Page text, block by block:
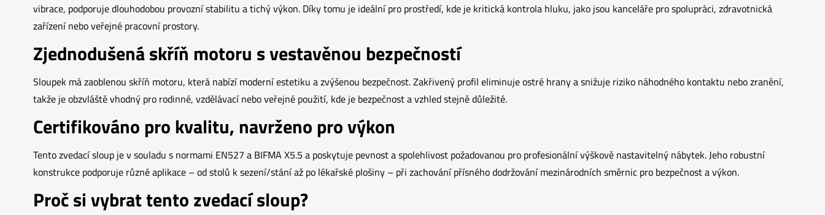
vibrace, podporuje dlouhodobou provozní stabilitu a tichý výkon. Díky tomu je ideální pro prostředí, kde je kritická kontrola hluku, jako jsou kanceláře pro spolupráci, zdravotnická
zařízení nebo veřejné pracovní prostory.
Zjednodušená skříň motoru s vestavěnou bezpečností
Sloupek má zaoblenou skříň motoru, která nabízí moderní estetiku a zvýšenou bezpečnost. Zakřivený profil eliminuje ostré hrany a snižuje riziko náhodného kontaktu nebo zranění,
takže je obzvláště vhodný pro rodinné, vzdělávací nebo veřejné použití, kde je bezpečnost a vzhled stejně důležité.
Certifikováno pro kvalitu, navrženo pro výkon
Tento zvedací sloup je v souladu s normami EN527 a BIFMA X5.5 a poskytuje pevnost a spolehlivost požadovanou pro profesionální výškově nastavitelný nábytek. Jeho robustní
konstrukce podporuje různé aplikace – od stolů k sezení/stání až po lékařské plošiny – při zachování přísného dodržování mezinárodních směrnic pro bezpečnost a výkon.
Proč si vybrat tento zvedací sloup?